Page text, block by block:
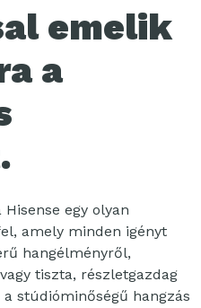
emelik
a
egy olyan
amely minden igényt
hangélményről,
tiszta, részletgazdag
a stúdióminőségű hangzás